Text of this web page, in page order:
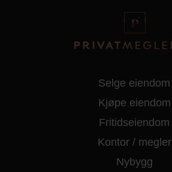
Selge eiendom
Kjøpe eiendom
Fritidseiendom
Kontor / megler
Nybygg